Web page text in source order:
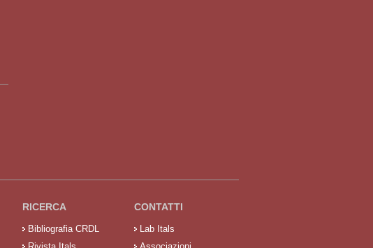
RICERCA
Bibliografia CRDL
Rivista Itals
CONTATTI
Lab Itals
Associazioni